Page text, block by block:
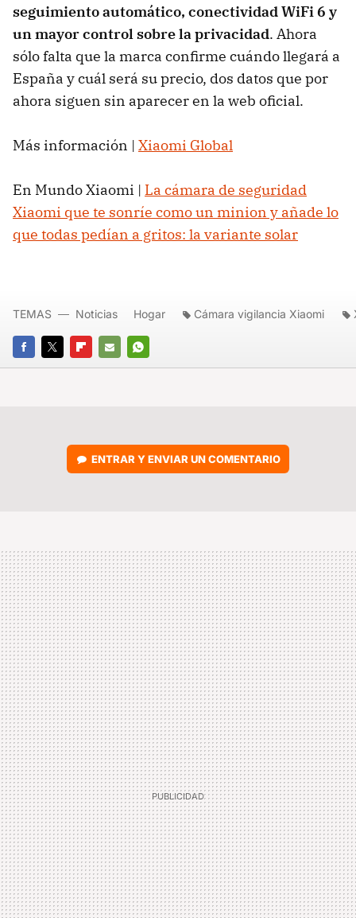
seguimiento automático, conectividad WiFi 6 y
un mayor control sobre la privacidad. Ahora
sólo falta que la marca confirme cuándo llegará a
España y cuál será su precio, dos datos que por
ahora siguen sin aparecer en la web oficial.
Más información | Xiaomi Global
En Mundo Xiaomi | La cámara de seguridad
Xiaomi que te sonríe como un minion y añade lo
que todas pedían a gritos: la variante solar
FACEBOOK
TWITTERFLIPBOARD
E-
WHATSAPP
TEMAS Noticias Hogar Cámara vigilancia Xiaomi
ENTRAR Y ENVIAR UN COMENTARIO